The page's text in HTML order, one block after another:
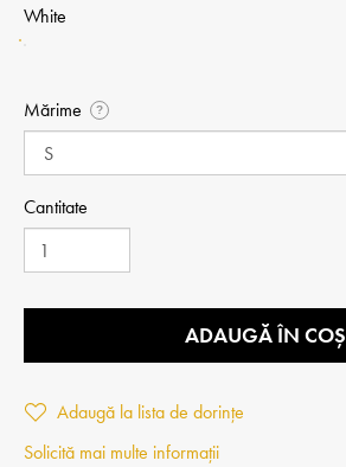
White
Mărime ?
Cantitate
ADAUGĂ ÎN COȘ
Adaugă la lista de dorințe
Solicită mai multe informații